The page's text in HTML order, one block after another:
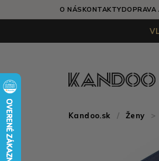
O NÁSKONTAKTYDOPRAVA
Kandoo.sk Ženy >